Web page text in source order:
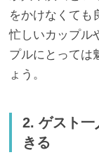
をかけなくても
忙しいカップル
プルにとっては
ょう。
2. ゲスト一
きる